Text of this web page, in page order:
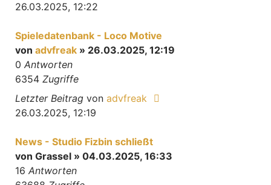
26.03.2025, 12:22
Spieledatenbank - Loco Motive
von advfreak » 26.03.2025, 12:19
0 Antworten
6354 Zugriffe
Letzter Beitrag von advfreak
26.03.2025, 12:19
News - Studio Fizbin schließt
von Grassel » 04.03.2025, 16:33
16 Antworten